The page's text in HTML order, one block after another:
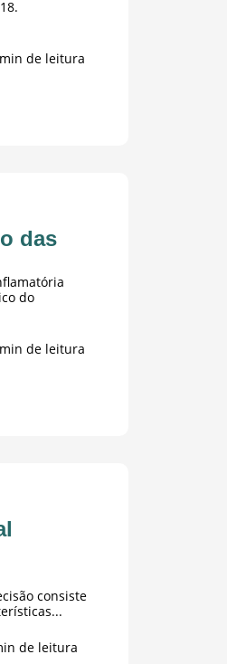
de leitura
das
do
de leitura
consiste
de leitura